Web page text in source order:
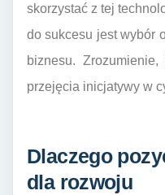
skorzystać z tej
do sukcesu jest wybór
biznesu.
przejęcia inicjatywy w
Dlaczego
dla rozwoju